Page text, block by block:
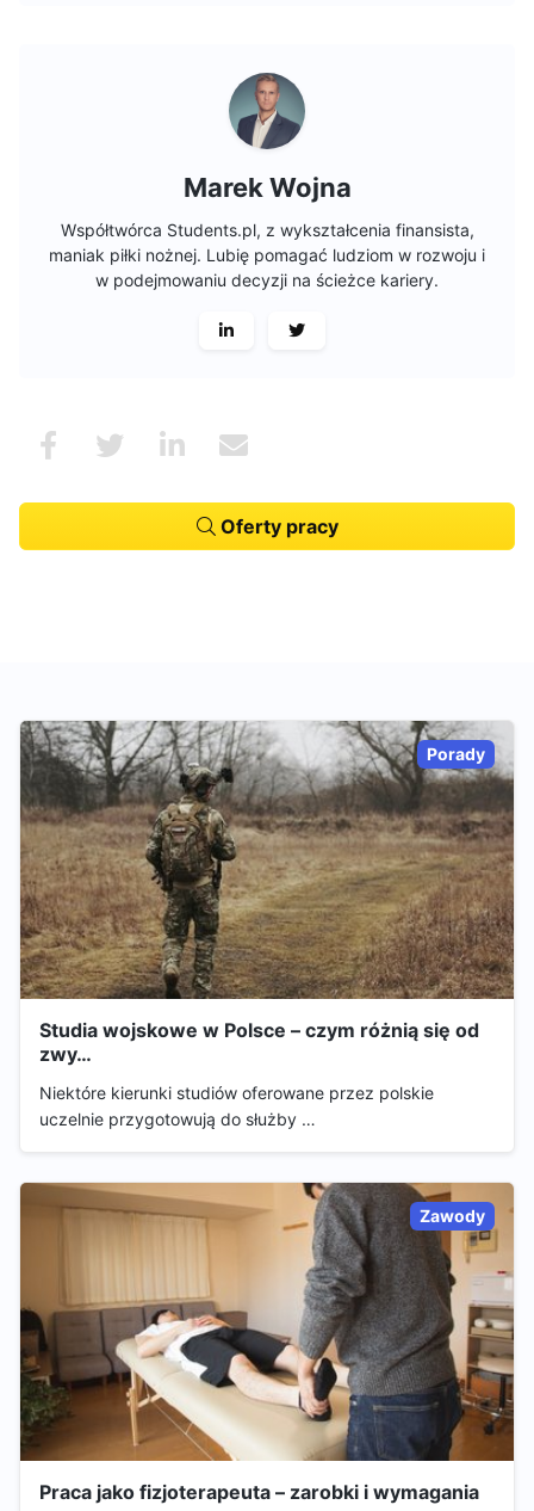
Marek Wojna
Współtwórca Students.pl, z wykształcenia finansista,
maniak piłki nożnej. Lubię pomagać ludziom w rozwoju i
w podejmowaniu decyzji na ścieżce kariery.
Oferty pracy
Porady
Studia wojskowe w Polsce – czym różnią się od
zwy…
Niektóre kierunki studiów oferowane przez polskie
uczelnie przygotowują do służby …
Zawody
Praca jako fizjoterapeuta – zarobki i wymagania